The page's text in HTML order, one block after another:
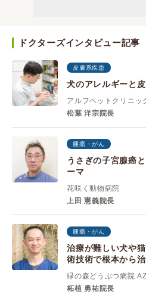
ドクターズインタビュー記事
皮膚系疾患
犬のアレルギーと
アルフペットクリニッ
松葉 洋宗院長
腫瘍・がん
うさぎの子宮腺癌
ーマ
花咲く動物病院
上田 憲義院長
腫瘍・がん
治療が難しい犬や
術技術で根本から
緑の森どうぶつ病院
柘植 勇祐院長